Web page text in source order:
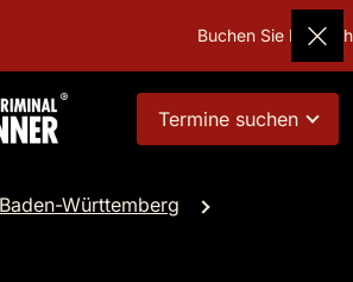
Buchen Sie
Termine suchen
Baden-Württemberg